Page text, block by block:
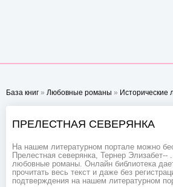
База книг » Любовные романы »
ПРЕЛЕСТНАЯ СЕВЕРЯНКА
На нашем литературном портале можно
Прелестная северянка, Тернер
любовные романы. Онлайн библиотека
прочитать весь текст и даже без
подтверждения на нашем литературном